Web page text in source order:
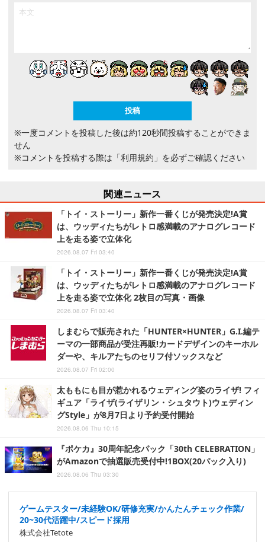
※一度コメントを投稿した後は約120秒間投稿することができま
せん
※コメントを投稿する際は 「利用規約」 を必ずご確認ください
関連ニュース
「トイ・ストーリー」新作一番くじが発売決定!A賞
は、ウッディたちがレトロ感満載のアナログレコード
上を走る姿で立体化
2026.08.07 Fri 03:40
「トイ・ストーリー」新作一番くじが発売決定!A賞
は、ウッディたちがレトロ感満載のアナログレコード
上を走る姿で立体化 2枚目の写真・画像
2026.08.07 Fri 03:40
しまむらで販売された「HUNTER×HUNTER」G.I.編テ
ーマの一部商品が受注再販!カードデザインのキーホル
ダーや、キルアたちのセリフ付ソックスなど
2026.08.07 Fri 02:00
太ももにも目が惹かれるウェディング姿のライザ! フィ
ギュア「ライザ(ライザリン・シュタウト)ウェディン
グStyle」が8月7日より予約受付開始
2026.08.06 Thu 10:15
『ポケカ』30周年記念パック「30th CELEBRATION」
がAmazonで抽選販売受付中!1BOX(20パック入り)
2026.08.06 Thu 03:30
ゲームテスター/未経験OK/研修充実/かんたんチェック作業/
20~30代活躍中/スピード採用
株式会社Tetote